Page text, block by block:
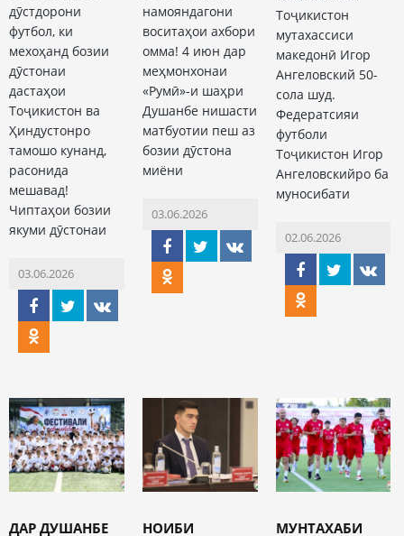
дӯстдорони
футбол, ки
мехоҳанд бозии
дӯстонаи
дастаҳои
Тоҷикистон ва
Ҳиндустонро
тамошо кунанд,
расонида
мешавад!
Чиптаҳои бозии
якуми дӯстонаи
03.06.2026
намояндагони
воситаҳои ахбори
омма! 4 июн дар
меҳмонхонаи
«Румӣ»-и шаҳри
Душанбе нишасти
матбуотии пеш аз
бозии дӯстона
миёни
03.06.2026
Тоҷикистон
мутахассиси
македонӣ Игор
Ангеловский 50-
сола шуд.
Федератсияи
футболи
Тоҷикистон Игор
Ангеловскийро ба
муносибати
02.06.2026
ДАР ДУШАНБЕ
НОИБИ
МУНТАХАБИ